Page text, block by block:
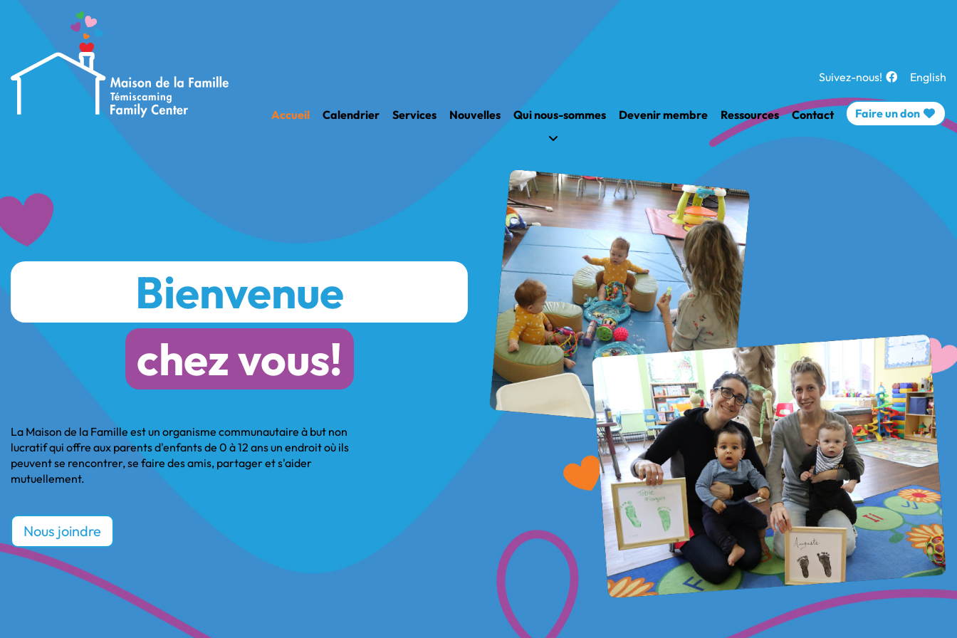
English
Suivez-nous!
Accueil Calendrier Services Nouvelles Qui nous-sommes Devenir membre Ressources Contact Faire un don
Bienvenue
chez vous!
La Maison de la Famille est un organisme communautaire à but non
lucratif qui offre aux parents d'enfants de 0 à 12 ans un endroit où ils
peuvent se rencontrer, se faire des amis, partager et s'aider
mutuellement.
Nous joindre